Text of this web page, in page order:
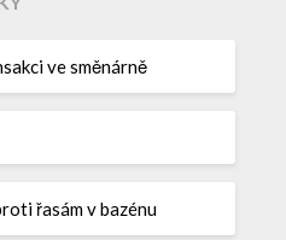
ve směnárně
řasám v bazénu